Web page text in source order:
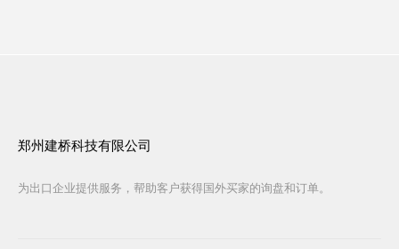
郑州建桥科技有限公司
为出口企业提供服务，帮助客户获得国外买家的询盘和订单。